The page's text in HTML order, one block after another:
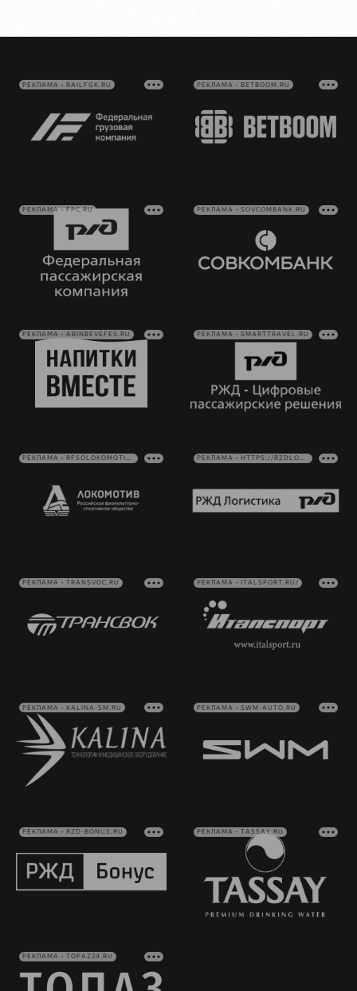
РЕКЛАМА • RAILFGK.RU РЕКЛАМА • BETBOOM.RU
РЕКЛАМА • FPC.RU РЕКЛАМА • SOVCOMBANK.RU
РЕКЛАМА • ABINBEVEFES.RU РЕКЛАМА • SMARTTRAVEL.RU
РЕКЛАМА • RFSOLOKOMOTIV.RU РЕКЛАМА • HTTPS://RZDLOG.RU/
РЕКЛАМА • TRANSVOC.RU РЕКЛАМА • ITALSPORT.RU/
РЕКЛАМА • KALINA-SM.RU РЕКЛАМА • SWM-AUTO.RU
РЕКЛАМА • RZD-BONUS.RU РЕКЛАМА • TASSAY.RU
РЕКЛАМА • TOPAZ24.RU